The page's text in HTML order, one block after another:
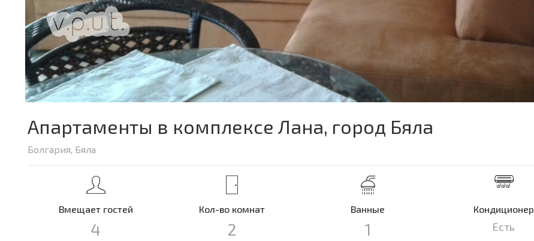
Апартаменты в комплексе Лана, город Бяла
Болгария, Бяла
Вмещает гостей
4
Кол-во комнат
2
Ванные
1
Кондиционер
Есть